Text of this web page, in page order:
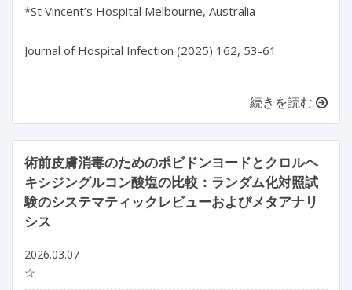
*St Vincent’s Hospital Melbourne, Australia
Journal of Hospital Infection (2025) 162, 53-61
続きを読む
術前皮膚消毒のためのポビドンヨードとクロルヘ
キシジングルコン酸塩の比較：ランダム化対照試
験のシステマティックレビューおよびメタアナリ
シス
2026.03.07
☆